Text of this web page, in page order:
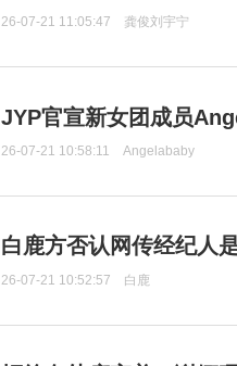
26-07-21 11:05:47 龚俊刘宇宁
JYP官宣新女团成员
26-07-21 10:58:11 Angelababy
白鹿方否认网传经纪人
26-07-21 10:52:57 白鹿